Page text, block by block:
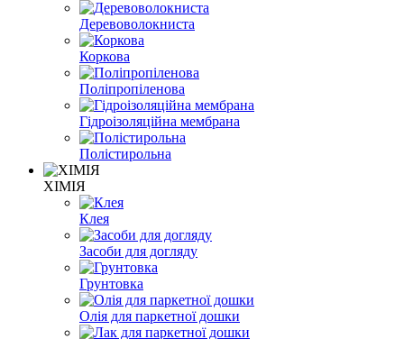
Деревоволокниста
Коркова
Поліпропіленова
Гідроізоляційна мембрана
Полістирольна
ХІМІЯ
Клея
Засоби для догляду
Грунтовка
Олія для паркетної дошки